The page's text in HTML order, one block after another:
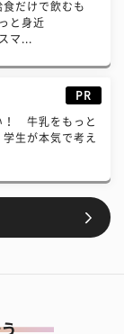
食だけで飲むも
と身近
マ...
PR
！ 牛乳をもっと
生が本気で考え